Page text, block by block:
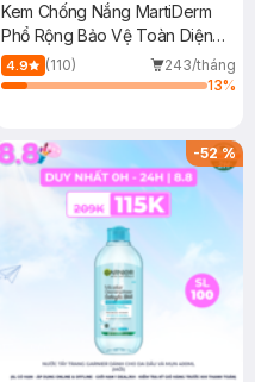
Kem Chống Nắng MartiDerm
Phổ Rộng Bảo Vệ Toàn Diện
40ml
4.9 (110)
243/tháng
13%
-52%